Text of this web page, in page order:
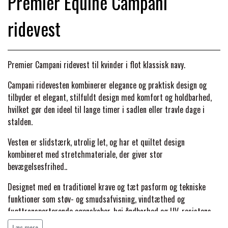
STRØMPER
HUER & HALSTØRKLÆDER
GAVEARTIKLER VOKSNE
BØRN & JUNIOR
INSEKTBESKYTTELSE
TILSKUD & VITAMINER
STALD & FOLD
SKO & SMEDEVÆRKTØJ
TRAVDÆKKEN & TILBEHØR
SKO & VÆRKTØJ
VOGNE & TILBEHØR
TRAV KUSK
PONYTRAV
MONTÉ
PREMIER EQUINE LINERS & DÆKKEN
PREMIER EQUINE WALKER & RIDEDÆKKEN
PREMIER EQUINE INSEKTBESKYTTELSE
TERAPI
PREMIER EQUINE GRIMER & TRÆKTOV
PREMIER EQUINE TRENSE & TILBEHØR
CUSTOM
DELTACAST
EMIN
FENWICK LIQUID TITANIUM®
FINNTACK
ridevest
Premier Campani ridevest til kvinder i flot klassisk navy.
Campani ridevesten kombinerer elegance og praktisk design og
tilbyder et elegant, stilfuldt design med komfort og holdbarhed,
hvilket gør den ideel til lange timer i sadlen eller travle dage i
stalden.
Vesten er slidstærk, utrolig let, og har et quiltet design
kombineret med stretchmateriale, der giver stor
bevægelsesfrihed..
Designet med en traditionel krave og tæt pasform og tekniske
funktioner som støv- og smudsafvisning, vindtæthed og
fugttransporterende egenskaber, høj åndbarhed og UV-resistens,
hvilket gør den til en uundværlig tilføjelse til enhver moderne